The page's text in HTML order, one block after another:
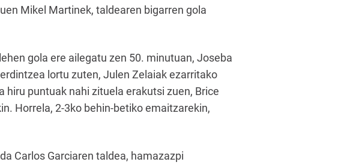
Mikel Martinek, taldearen bigarren gola
gola ere ailegatu zen 50. minutuan, Joseba
lortu zuten, Julen Zelaiak ezarritako
hiru puntuak nahi zituela erakutsi zuen, Brice
Horrela, 2-3ko behin-betiko emaitzarekin,
Carlos Garciaren taldea, hamazazpi